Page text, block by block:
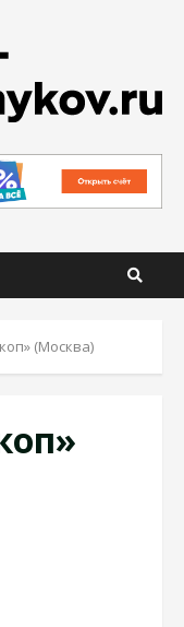
(Москва)